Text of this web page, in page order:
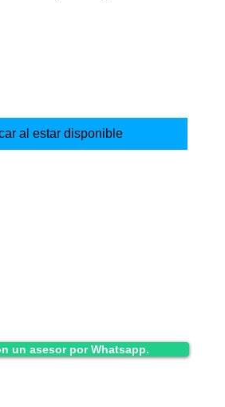
al estar disponible
un asesor por Whatsapp.